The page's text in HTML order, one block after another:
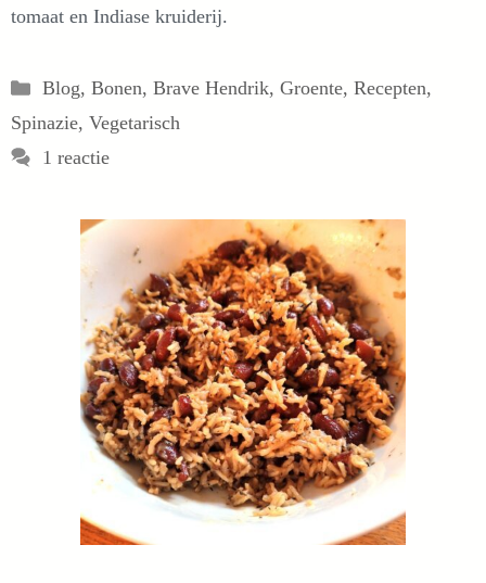
tomaat en Indiase kruiderij.
Categorieën
Blog, Bonen, Brave Hendrik, Groente, Recepten,
Spinazie, Vegetarisch
1 reactie